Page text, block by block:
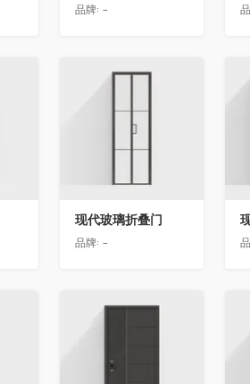
品牌: -
收藏
现代玻璃折叠门
品牌: -
收藏